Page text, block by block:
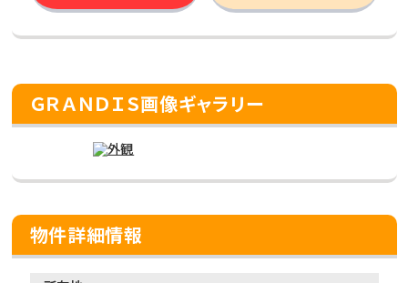
ＧＲＡＮＤＩＳ画像ギャラリー
物件詳細情報